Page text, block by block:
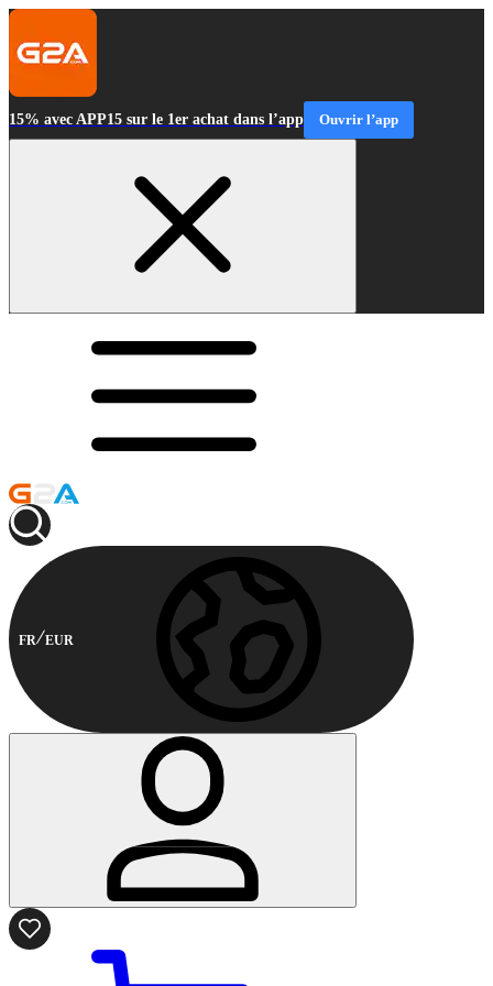
15% avec APP15 sur le 1er achat dans l’app Ouvrir l’app
FR EUR